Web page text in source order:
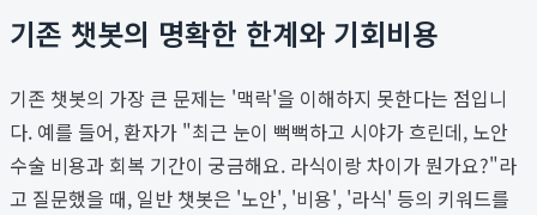
기존 챗봇의 명확한 한계와 기회비용
기존 챗봇의 가장 큰 문제는 '맥락'을 이해하지 못한다는 점입니
다. 예를 들어, 환자가 "최근 눈이 뻑뻑하고 시야가 흐린데, 노안
수술 비용과 회복 기간이 궁금해요. 라식이랑 차이가 뭔가요?"라
고 질문했을 때, 일반 챗봇은 '노안', '비용', '라식' 등의 키워드를